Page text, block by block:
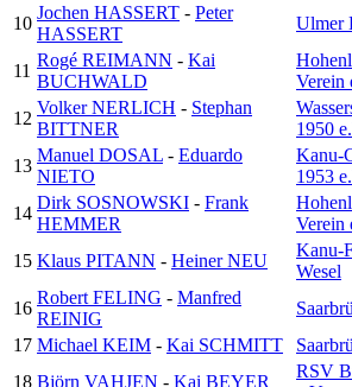
10
Jochen HASSERT - Peter
HASSERT
Ulmer
11
Rogé REIMANN - Kai
BUCHWALD
Verein
12
Volker NERLICH - Stephan
BITTNER
1950
13
Manuel DOSAL - Eduardo
NIETO
Kanu-
1953
14
Dirk SOSNOWSKI - Frank
HEMMER
Verein
15 Klaus PITANN - Heiner NEU
Kanu-
Wesel
16
Robert FELING - Manfred
REINIG
17 Michael KEIM - Kai SCHMITT
18 Björn VAHJEN - Kai BEYER
RSV